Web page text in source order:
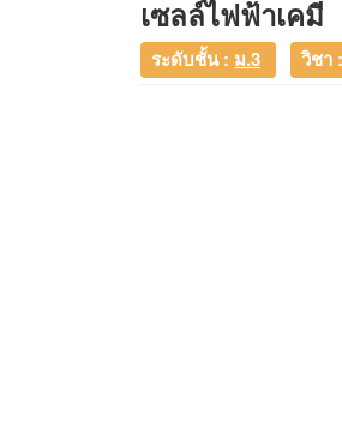
เซลล์ไฟฟ้าเคมี
ระดับชั้น : ม.3 วิชา